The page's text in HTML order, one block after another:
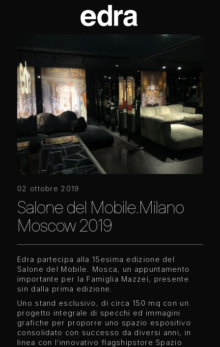
02 ottobre 2019
Salone del Mobile.Milano
Moscow 2019
Edra partecipa alla 15esima edizione del
Salone del Mobile. Mosca, un appuntamento
importante per la Famiglia Mazzei, presente
sin dalla prima edizione.
Uno stand esclusivo, di circa 150 mq con un
progetto integrale di specchi ed immagini
grafiche per proporre uno spazio espositivo
consolidato con successo da diversi anni, in
linea con l’innovativo flagshipstore Spazio